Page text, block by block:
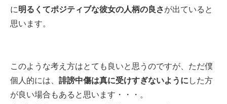
に明るくてポジティブな彼女の人柄の良さが出ていると
思います。
このような考え方はとても良いと思うのですが、ただ僕
個人的には、 誹謗中傷は真に受けすぎないように した方
が良い場合もあると思います・・・。